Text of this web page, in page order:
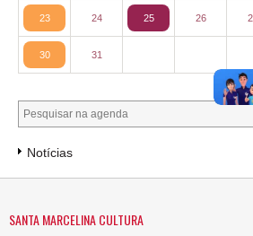
23 24 25 26
30 31
Notícias
SANTA MARCELINA CULTURA